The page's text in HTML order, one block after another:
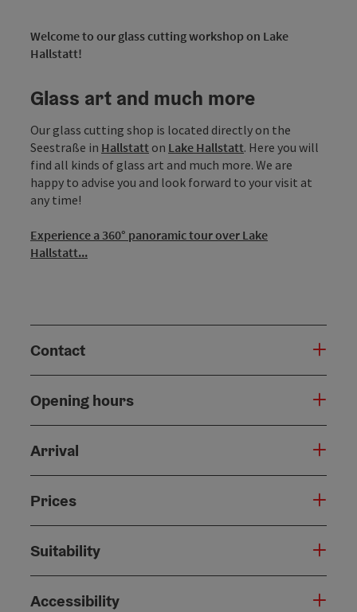
Welcome to our glass cutting workshop on Lake
Hallstatt!
Glass art and much more
Our glass cutting shop is located directly on the
Seestraße in Hallstatt on Lake Hallstatt. Here you will
find all kinds of glass art and much more. We are
happy to advise you and look forward to your visit at
any time!
Experience a 360° panoramic tour over Lake
Hallstatt...
Contact
Opening hours
Arrival
Prices
Suitability
Accessibility